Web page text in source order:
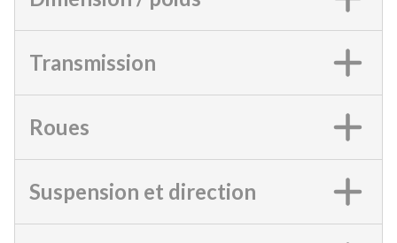
Transmission
Roues
Suspension et direction